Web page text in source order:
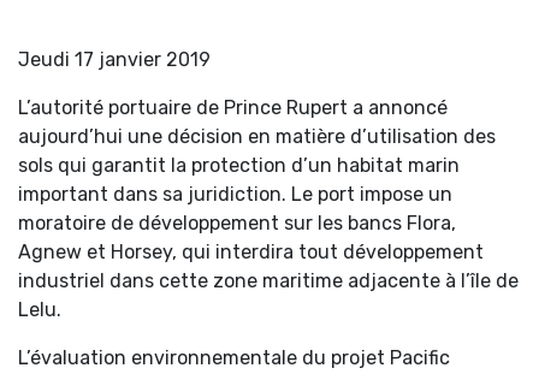
Jeudi 17 janvier 2019
L’autorité portuaire de Prince Rupert a annoncé
aujourd’hui une décision en matière d’utilisation des
sols qui garantit la protection d’un habitat marin
important dans sa juridiction. Le port impose un
moratoire de développement sur les bancs Flora,
Agnew et Horsey, qui interdira tout développement
industriel dans cette zone maritime adjacente à l’île de
Lelu.
L’évaluation environnementale du projet Pacific